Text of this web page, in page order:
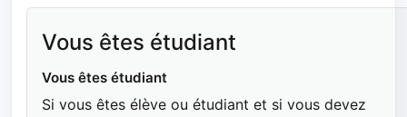
Vous êtes étudiant
Vous êtes étudiant
Si vous êtes élève ou étudiant et si vous devez